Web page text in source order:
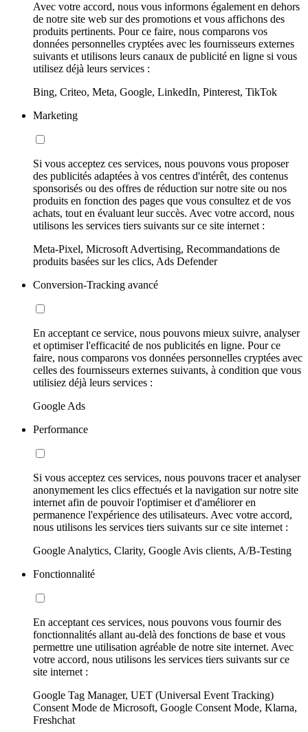
Avec votre accord, nous vous informons également en dehors
de notre site web sur des promotions et vous affichons des
produits pertinents. Pour ce faire, nous comparons vos
données personnelles cryptées avec les fournisseurs externes
suivants et utilisons leurs canaux de publicité en ligne si vous
utilisez déjà leurs services :
Bing, Criteo, Meta, Google, LinkedIn, Pinterest, TikTok
Marketing
Si vous acceptez ces services, nous pouvons vous proposer
des publicités adaptées à vos centres d'intérêt, des contenus
sponsorisés ou des offres de réduction sur notre site ou nos
produits en fonction des pages que vous consultez et de vos
achats, tout en évaluant leur succès. Avec votre accord, nous
utilisons les services tiers suivants sur ce site internet :
Meta-Pixel, Microsoft Advertising, Recommandations de
produits basées sur les clics, Ads Defender
Conversion-Tracking avancé
En acceptant ce service, nous pouvons mieux suivre, analyser
et optimiser l'efficacité de nos publicités en ligne. Pour ce
faire, nous comparons vos données personnelles cryptées avec
celles des fournisseurs externes suivants, à condition que vous
utilisiez déjà leurs services :
Google Ads
Performance
Si vous acceptez ces services, nous pouvons tracer et analyser
anonymement les clics effectués et la navigation sur notre site
internet afin de pouvoir l'optimiser et d'améliorer en
permanence l'expérience des utilisateurs. Avec votre accord,
nous utilisons les services tiers suivants sur ce site internet :
Google Analytics, Clarity, Google Avis clients, A/B-Testing
Fonctionnalité
En acceptant ces services, nous pouvons vous fournir des
fonctionnalités allant au-delà des fonctions de base et vous
permettre une utilisation agréable de notre site internet. Avec
votre accord, nous utilisons les services tiers suivants sur ce
site internet :
Google Tag Manager, UET (Universal Event Tracking)
Consent Mode de Microsoft, Google Consent Mode, Klarna,
Freshchat